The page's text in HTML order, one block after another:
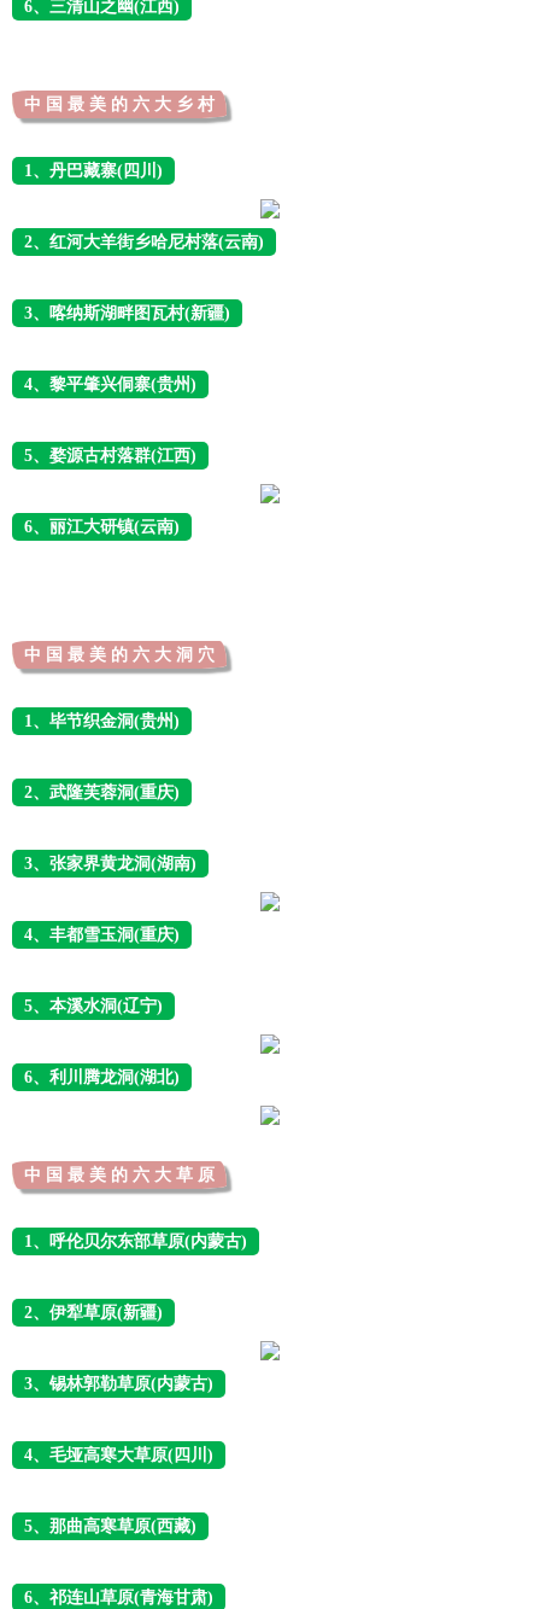
6、三清山之幽(江西)
中 国 最 美 的 六 大 乡 村
1、丹巴藏寨(四川)
2、红河大羊街乡哈尼村落(云南)
3、喀纳斯湖畔图瓦村(新疆)
4、黎平肇兴侗寨(贵州)
5、婺源古村落群(江西)
6、丽江大研镇(云南)
中 国 最 美 的 六 大 洞 穴
1、毕节织金洞(贵州)
2、武隆芙蓉洞(重庆)
3、张家界黄龙洞(湖南)
4、丰都雪玉洞(重庆)
5、本溪水洞(辽宁)
6、利川腾龙洞(湖北)
中 国 最 美 的 六 大 草 原
1、呼伦贝尔东部草原(内蒙古)
2、伊犁草原(新疆)
3、锡林郭勒草原(内蒙古)
4、毛垭高寒大草原(四川)
5、那曲高寒草原(西藏)
6、祁连山草原(青海甘肃)